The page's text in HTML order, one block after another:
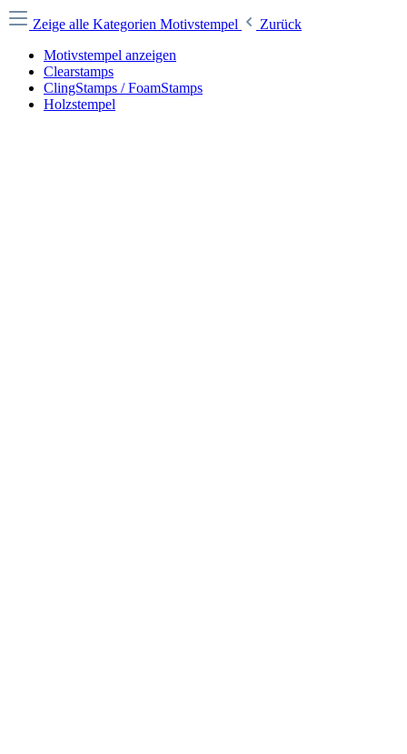
Zeige alle Kategorien Motivstempel
Zurück
Motivstempel anzeigen
Clearstamps
ClingStamps / FoamStamps
Holzstempel